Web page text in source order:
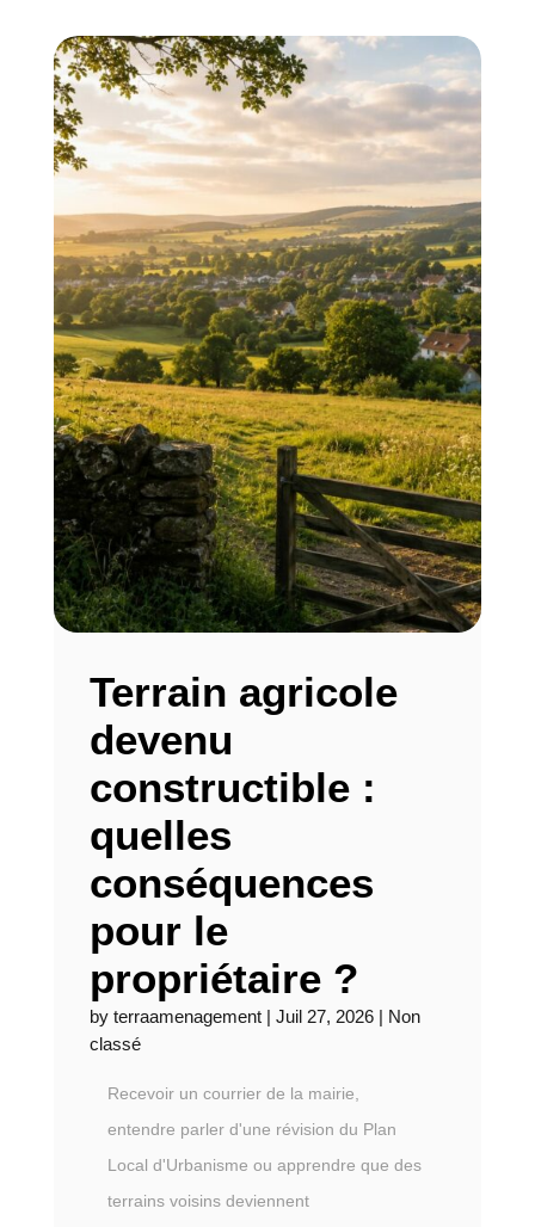
Terrain agricole
devenu
constructible :
quelles
conséquences
pour le
propriétaire ?
by terraamenagement| Juil 27, 2026| Non
classé
Recevoir un courrier de la mairie,
entendre parler d'une révision du Plan
Local d'Urbanisme ou apprendre que des
terrains voisins deviennent